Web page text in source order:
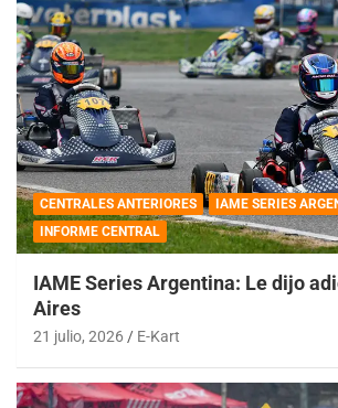
CENTRALES ANTERIORES
IAME SERIES
INFORME CENTRAL
IAME Series Argentina: Le dijo
Aires
21 julio, 2026 E-Kart